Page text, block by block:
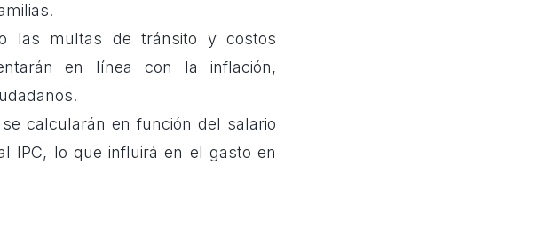
las multas de tránsito y costos
en línea con la inflación,
calcularán en función del salario
IPC, lo que influirá en el gasto en